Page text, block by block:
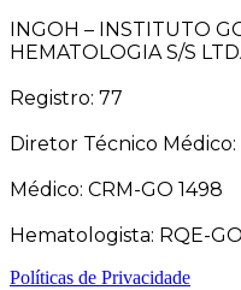
INGOH – INSTITUTO
HEMATOLOGIA S/S
Registro: 77
Diretor Técnico
Médico: CRM-GO 1498
Hematologista: RQE-
Políticas de Privacidade